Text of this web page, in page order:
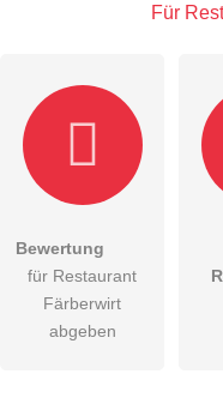
E-Mail-Adresse (wird
Hiermit akzeptiere
Die Datenschutzerklärung
Für
Bewertung
für Restaurant
Färberwirt
abgeben